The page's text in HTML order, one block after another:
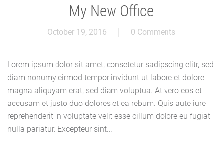
My New Office
October 19, 2016 0 Comments
Lorem ipsum dolor sit amet, consetetur sadipscing elitr, sed
diam nonumy eirmod tempor invidunt ut labore et dolore
magna aliquyam erat, sed diam voluptua. At vero eos et
accusam et justo duo dolores et ea rebum. Quis aute iure
reprehenderit in voluptate velit esse cillum dolore eu fugiat
nulla pariatur. Excepteur sint...